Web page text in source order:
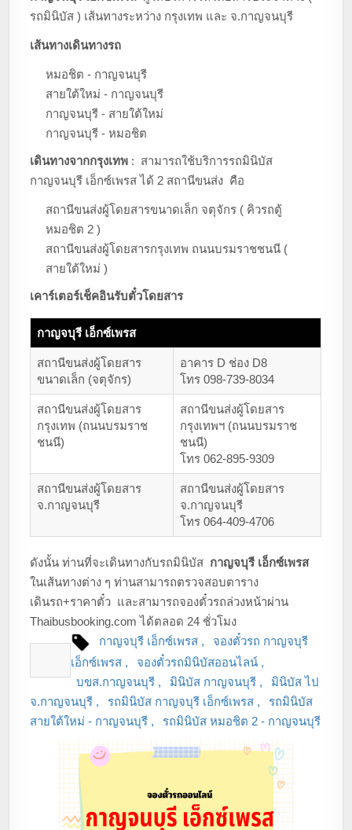
a
i
o
รถมินิบัส ) เส้นทางระหว่าง กรุงเทพ และ จ.กาญจนบุรี
เส้นทางเดินทางรถ
หมอชิต - กาญจนบุรี
สายใต้ใหม่ - กาญจนบุรี
กาญจนบุรี - สายใต้ใหม่
กาญจนบุรี - หมอชิต
เดินทางจากกรุงเทพ : สามารถใช้บริการรถมินิบัส
กาญจนบุรี เอ็กซ์เพรส ได้ 2 สถานีขนส่ง คือ
สถานีขนส่งผู้โดยสารขนาดเล็ก จตุจักร ( คิวรถตู้
หมอชิต 2 )
สถานีขนส่งผู้โดยสารกรุงเทพ ถนนบรมราชชนนี (
สายใต้ใหม่ )
เคาร์เตอร์เช็คอินรับตั๋วโดยสาร
กาญจบุรี เอ็กซ์เพรส
สถานีขนส่งผู้โดยสาร
ขนาดเล็ก (จตุจักร)
อาคาร D ช่อง D8
โทร 098-739-8034
สถานีขนส่งผู้โดยสาร
กรุงเทพ (ถนนบรมราช
ชนนี)
สถานีขนส่งผู้โดยสาร
กรุงเทพฯ (ถนนบรมราช
ชนนี)
โทร 062-895-9309
สถานีขนส่งผู้โดยสาร
จ.กาญจนบุรี
สถานีขนส่งผู้โดยสาร
จ.กาญจนบุรี
โทร 064-409-4706
ดังนั้น ท่านที่จะเดินทางกับรถมินิบัส กาญจบุรี เอ็กซ์เพรส
ในเส้นทางต่าง ๆ ท่านสามารถตรวจสอบตาราง
เดินรถ+ราคาตั๋ว และสามารถจองตั๋วรถล่วงหน้าผ่าน
Thaibusbooking.com ได้ตลอด 24 ชั่วโมง
กาญจบุรี เอ็กซ์เพรส
จองตั๋วรถ กาญจบุรี
เอ็กซ์เพรส
จองตั๋วรถมินิบัสออนไลน์
บขส.กาญจนบุรี
มินิบัส กาญจนบุรี
มินิบัส ไป
จ.กาญจนบุรี
รถมินิบัส กาญจบุรี เอ็กซ์เพรส
รถมินิบัส
สายใต้ใหม่ - กาญจนบุรี
รถมินิบัส หมอชิต 2 - กาญจนบุรี